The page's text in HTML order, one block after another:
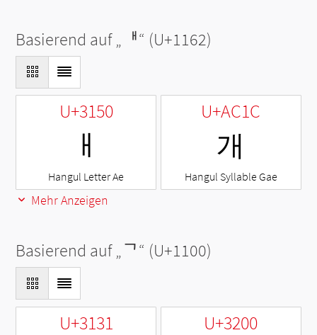
Basierend auf „ ᅢ“ (U+1162)
U+3150
ㅐ
Hangul Letter Ae
U+AC1C
개
Hangul Syllable Gae
Mehr Anzeigen
Basierend auf „ᄀ“ (U+1100)
U+3131 U+3200